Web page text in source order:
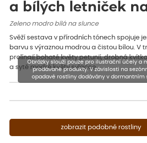
a bílých letniček
Zeleno modro bílá na slunce
Svěží sestava v přírodních tónech spojuje
barvu s výraznou modrou a čistou bílou. V
prolínají bohaté květy petunií, drobná
a sytě modré květy svlačce…
zobrazit podobné rostliny
Obrázky slouží pouze pro ilustrační účely a
prodávané produkty. V závislosti na
opadavé rostliny dodávány v dormantním
Rostliny mohou být také sestřiženy níže, než